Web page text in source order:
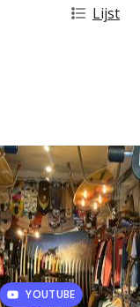
Lijst
YOUTUBE